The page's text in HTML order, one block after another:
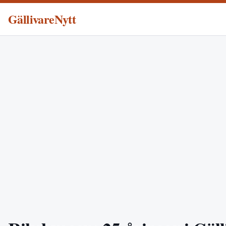
GällivareNytt